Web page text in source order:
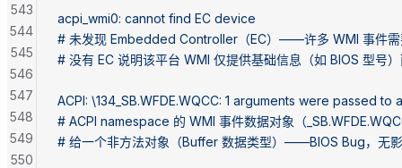
acpi_wmi0: cannot find EC device
# 未发现 Embedded Controller（EC）——许多 WMI 事件需
# 没有 EC 说明该平台 WMI 仅提供基础信息（如 BIOS 型号
ACPI: \134_SB.WFDE.WQCC: 1 arguments were passed
# ACPI namespace 的 WMI 事件数据对象（
# 给一个非方法对象（Buffer 数据类型）——BIOS Bug，无
543
544
545
546
547
548
549
550